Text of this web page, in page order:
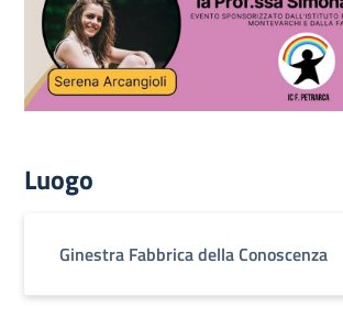
Luogo
Ginestra Fabbrica della Conoscenza